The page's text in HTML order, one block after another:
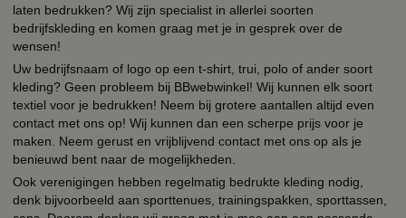
laten bedrukken? Wij zijn specialist in allerlei soorten
bedrijfskleding en komen graag met je in gesprek over de
wensen!
Uw bedrijfsnaam of logo op een t-shirt, trui, polo of ander soort
kleding? Geen probleem bij BBwebwinkel! Wij kunnen elk soort
textiel voor je bedrukken! Neem bij grotere aantallen altijd even
contact met ons op! Wij kunnen dan een scherpe prijs voor je
maken. Neem gerust en vrijblijvend contact met ons op als je
benieuwd bent naar de mogelijkheden.
Ook verenigingen hebben regelmatig bedrukte kleding nodig,
denk bijvoorbeeld aan sporttenues, trainingspakken, sporttassen,